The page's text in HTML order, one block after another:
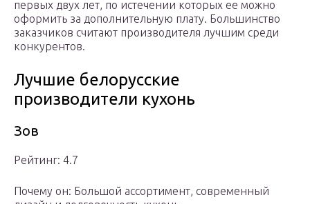
первых двух лет, по истечении которых ее можно
оформить за дополнительную плату. Большинство
заказчиков считают производителя лучшим среди
конкурентов.
Лучшие белорусские
производители кухонь
Зов
Рейтинг: 4.7
Почему он: Большой ассортимент, современный